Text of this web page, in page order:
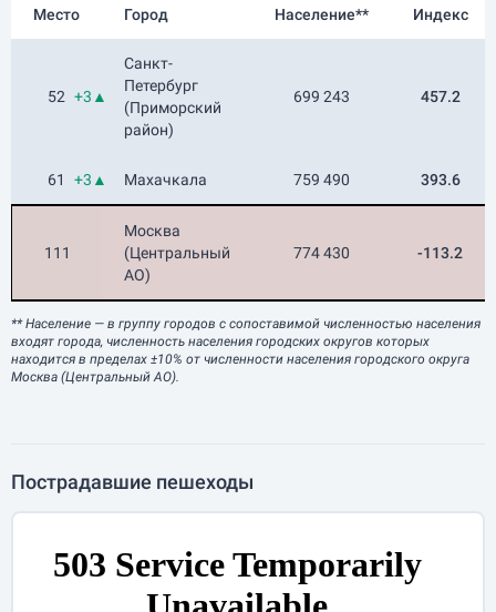
Место Город Население** Индекс
52 +3▲
Санкт-
Петербург
(Приморский
район)
699 243 457.2
61 +3▲ Махачкала 759 490 393.6
111
Москва
(Центральный
АО)
774 430 -113.2
** Население — в группу городов с сопоставимой численностью населения
входят города, численность населения городских округов которых
находится в пределах ±10% от численности населения городского округа
Москва (Центральный АО).
Пострадавшие пешеходы